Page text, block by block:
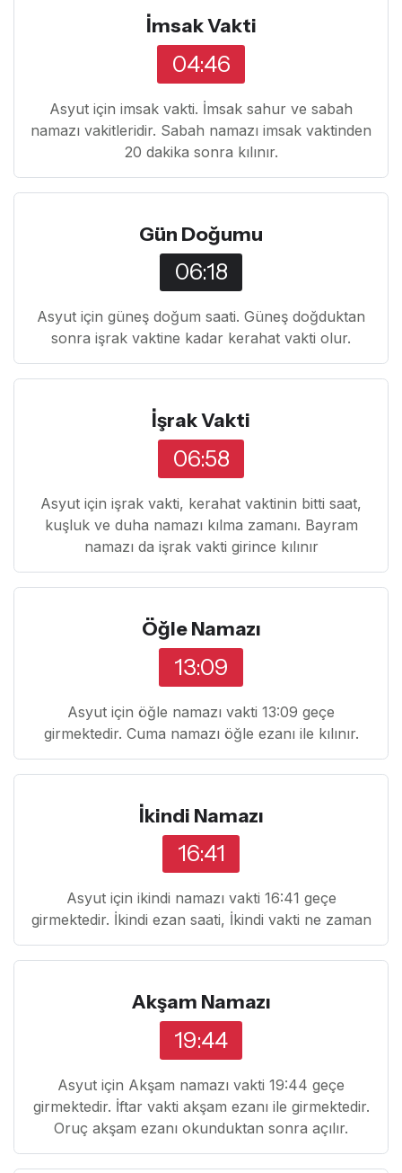
İmsak Vakti
04:46
Asyut için imsak vakti. İmsak sahur ve sabah
namazı vakitleridir. Sabah namazı imsak vaktinden
20 dakika sonra kılınır.
Gün Doğumu
06:18
Asyut için güneş doğum saati. Güneş doğduktan
sonra işrak vaktine kadar kerahat vakti olur.
İşrak Vakti
06:58
Asyut için işrak vakti, kerahat vaktinin bitti saat,
kuşluk ve duha namazı kılma zamanı. Bayram
namazı da işrak vakti girince kılınır
Öğle Namazı
13:09
Asyut için öğle namazı vakti 13:09 geçe
girmektedir. Cuma namazı öğle ezanı ile kılınır.
İkindi Namazı
16:41
Asyut için ikindi namazı vakti 16:41 geçe
girmektedir. İkindi ezan saati, İkindi vakti ne zaman
Akşam Namazı
19:44
Asyut için Akşam namazı vakti 19:44 geçe
girmektedir. İftar vakti akşam ezanı ile girmektedir.
Oruç akşam ezanı okunduktan sonra açılır.